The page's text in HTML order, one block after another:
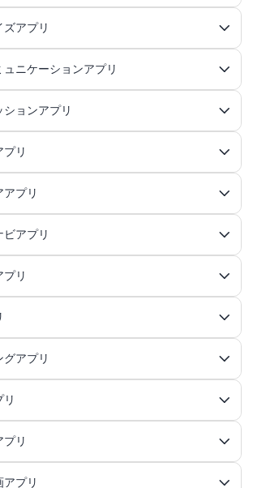
リ
アプリ
ョンRPGアプリ
アプリ
リ
リ
プリ
プリ
リ
アプリ
アプリ
アプリ
ムアプリ
ンアプリ
ョンアプリ総合
ションアプリ
ションアプリ
ションアプリ
ーションアプリ
ションアプリ
験シミュレーションゲームアプリ
ムアプリ
ームアプリ総合
アプリ
レイアプリ
ゲームアプリ
ューティングアプリ
ィングアプリ
ィングアプリ
ームアプリ
ゲームアプリ
ゲームアプリ総合
ベンチャーアプリ
ンチャーアプリ
アプリ
ベンチャーアプリ
アプリ
アプリ総合
アプリ
プリ
プリ
探し物ゲームアプリ
リ
プリ総合
ぶ音ゲーアプリ
ゲーアプリ
ゲームアプリ
ドアプリ
ドアプリ総合
クスアプリ
ムアプリ
ムアプリ
プリ
ゲーアプリ
アルゲームアプリ
リ
プリ総合
プリ総合
ームアプリ
ームアプリ
リ
リ
アプリ
アプリ総合
プリ
プリ
アプリ
リ
ドアプリ
管理アプリ
アプリ
記アプリ
リ総合
総合
アプリ
ぐアプリ
らえるアプリ
で稼ぐアプリ
時計アプリ
プリ
リ
リ
リ
リ
リ
リ
合
リ
合
リ
リ
の管理アプリ
プリ
アプリ
プリ
合
リ
プリ
合
リ
リ
リ
プリ
リ
リ総合
理アプリ
リ
理アプリ
アプリ
アプリ
合
リ
総合
リ
レコーダーアプリ
プリ
アプリ総合
共有アプリ
ージャーアプリ
アプリ
総合
ツールアプリ
リ
プアプリ
トアプリ
プリ
合
合
リ
リ総合
チングアプリ
ングアプリ
ングアプリ
向けマッチングアプリ
リ総合
プリ
トアプリ
アプリ
ズアプリ
リ総合
ーアプリ
プリ
トアプリ
プリ
アプリ総合
解放アプリ
理アプリ
策アプリ
リ
リ
リ
アプリ
プリ
アプリ
リ
リ
カスタマイズアプリ
スタマイズアプリ
リ
ュニケーションアプリ
ションアプリ総合
プリ
リ
アプリ
リ
プリ
プリ
リ総合
トアプリ
オチャットアプリ
合
リ
プリ
ィアプリ
プリ
アプリ総合
絵アプリ
アプリ
アプリ
プリ
プリ総合
プリ
プリ総合
ションアプリ
プリ総合
ネイルアプリ
ンケアアプリ
プリ
プリ
プリ
ステアプリ
エットアプリ
プリ
総合
アプリ
リ
イクリングの道を記録アプリ
総合
合
プリ
リ
リ
ムアプリ
総合
ーアプリ
プリ
合
総合
リ
プリ
リ
リ
れ防止アプリ総合
リ
プリ総合
リ
リ
フケアアプリ
ビアプリ
総合
プリ
プリ
リ
アプリ
合
プリ
リ
プリ総合
プリ
プリ
スアプリ
スアプリ総合
アプリ
プリ
リ
リ
グアプリ
総合
合
ランド・ショップ公式アプリ
リ
プリ
プリ